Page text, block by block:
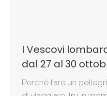
I Vescovi
dal 27 al 30
Perché fare un